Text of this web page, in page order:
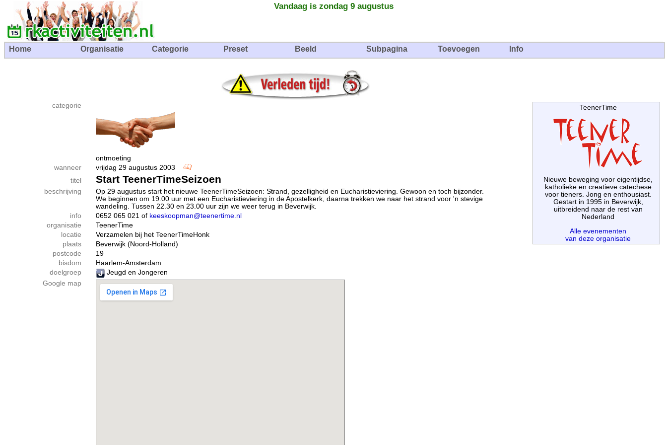
Vandaag is zondag 9 augustus
Home Organisatie Categorie Preset Beeld Subpagina Toevoegen Info
categorie
ontmoeting
TeenerTime
Nieuwe beweging voor eigentijdse,
katholieke en creatieve catechese
voor tieners. Jong en enthousiast.
Gestart in 1995 in Beverwijk,
uitbreidend naar de rest van
Nederland
Alle evenementen
van deze organisatie
wanneer
vrijdag 29 augustus 2003
titel
Start TeenerTimeSeizoen
beschrijving
Op 29 augustus start het nieuwe TeenerTimeSeizoen: Strand, gezelligheid en Eucharistieviering. Gewoon en toch bijzonder.
We beginnen om 19.00 uur met een Eucharistieviering in de Apostelkerk, daarna trekken we naar het strand voor 'n stevige
wandeling. Tussen 22.30 en 23.00 uur zijn we weer terug in Beverwijk.
info
0652 065 021 of keeskoopman@teenertime.nl
organisatie
TeenerTime
locatie
Verzamelen bij het TeenerTimeHonk
plaats
Beverwijk (Noord-Holland)
postcode
19
bisdom
Haarlem-Amsterdam
doelgroep
Jeugd en Jongeren
Google map